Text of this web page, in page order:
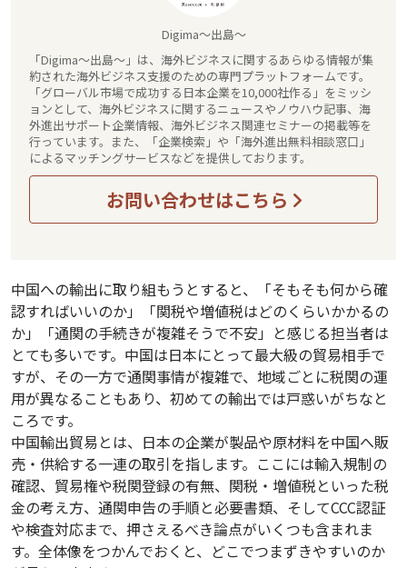
Digima～出島～
「Digima～出島～」は、海外ビジネスに関するあらゆる情報が集
約された海外ビジネス支援のための専門プラットフォームです。
「グローバル市場で成功する日本企業を10,000社作る」をミッシ
ョンとして、海外ビジネスに関するニュースやノウハウ記事、海
外進出サポート企業情報、海外ビジネス関連セミナーの掲載等を
行っています。また、「企業検索」や「海外進出無料相談窓口」
によるマッチングサービスなどを提供しております。
お問い合わせはこちら
中国への輸出に取り組もうとすると、「そもそも何から確
認すればいいのか」「関税や増値税はどのくらいかかるの
か」「通関の手続きが複雑そうで不安」と感じる担当者は
とても多いです。中国は日本にとって最大級の貿易相手で
すが、その一方で通関事情が複雑で、地域ごとに税関の運
用が異なることもあり、初めての輸出では戸惑いがちなと
ころです。
中国輸出貿易とは、日本の企業が製品や原材料を中国へ販
売・供給する一連の取引を指します。ここには輸入規制の
確認、貿易権や税関登録の有無、関税・増値税といった税
金の考え方、通関申告の手順と必要書類、そしてCCC認証
や検査対応まで、押さえるべき論点がいくつも含まれま
す。全体像をつかんでおくと、どこでつまずきやすいのか